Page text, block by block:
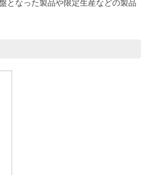
となった製品や限定生産などの製品